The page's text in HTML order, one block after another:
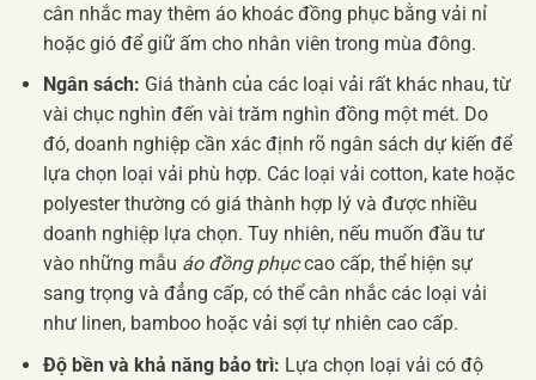
cân nhắc may thêm áo khoác đồng phục bằng vải nỉ
hoặc gió để giữ ấm cho nhân viên trong mùa đông.
Ngân sách: Giá thành của các loại vải rất khác nhau, từ
vài chục nghìn đến vài trăm nghìn đồng một mét. Do
đó, doanh nghiệp cần xác định rõ ngân sách dự kiến để
lựa chọn loại vải phù hợp. Các loại vải cotton, kate hoặc
polyester thường có giá thành hợp lý và được nhiều
doanh nghiệp lựa chọn. Tuy nhiên, nếu muốn đầu tư
vào những mẫu áo đồng phụccao cấp, thể hiện sự
sang trọng và đẳng cấp, có thể cân nhắc các loại vải
như linen, bamboo hoặc vải sợi tự nhiên cao cấp.
Độ bền và khả năng bảo trì: Lựa chọn loại vải có độ